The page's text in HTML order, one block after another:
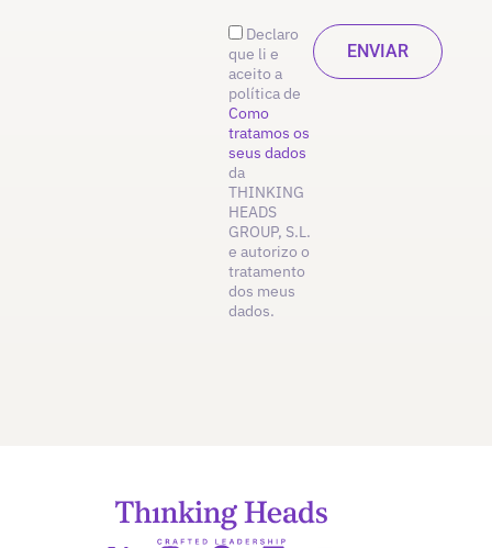
Declaro
que li e
aceito a
política de
Como
tratamos os
seus dados
da
THINKING
HEADS
GROUP, S.L.
e autorizo o
tratamento
dos meus
dados.